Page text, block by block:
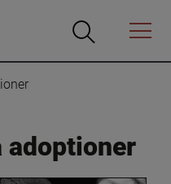
Öppna
Öppna
Menyn
adoptioner